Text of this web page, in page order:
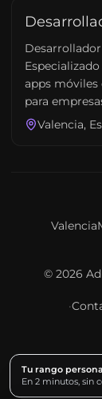
Tu rango
En 2 minutos, sin
apps
para
Valencia,
Valencia
© 2026
·